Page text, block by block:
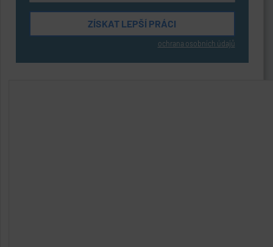
ochrana osobních údajů